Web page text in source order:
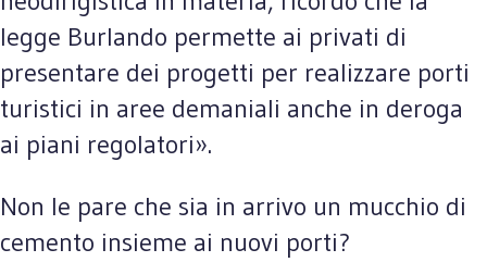
legge Burlando permette ai privati di
presentare dei progetti per realizzare porti
turistici in aree demaniali anche in deroga
ai piani regolatori».
Non le pare che sia in arrivo un mucchio di
cemento insieme ai nuovi porti?